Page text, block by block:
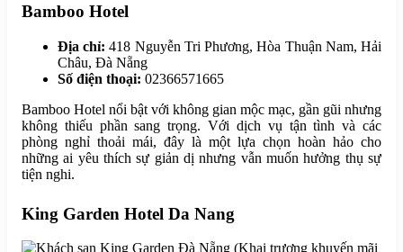
Bamboo Hotel
Địa chỉ: 418 Nguyễn Tri Phương, Hòa Thuận Nam, Hải
Châu, Đà Nẵng
Số điện thoại: 02366571665
Bamboo Hotel nổi bật với không gian mộc mạc, gần gũi nhưng
không thiếu phần sang trọng. Với dịch vụ tận tình và các
phòng nghỉ thoải mái, đây là một lựa chọn hoàn hảo cho
những ai yêu thích sự giản dị nhưng vẫn muốn hưởng thụ sự
tiện nghi.
King Garden Hotel Da Nang